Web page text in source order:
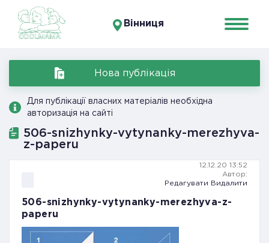
Вінниця
Нова публікація
Для публікації власних матеріалів необхідна
авторизація на сайті
506-snizhynky-vytynanky-merezhyva-
z-paperu
12.12.20 13:52
Автор:
Редагувати
Видалити
506-snizhynky-vytynanky-merezhyva-z-
paperu